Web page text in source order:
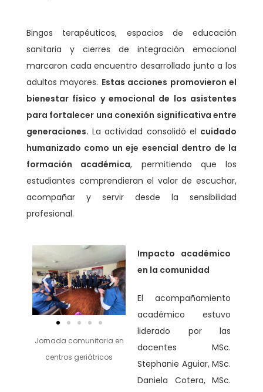
Bingos terapéuticos, espacios de educación
sanitaria y cierres de integración emocional
marcaron cada encuentro desarrollado junto a los
adultos mayores. Estas acciones promovieron el
bienestar físico y emocional de los asistentes
para fortalecer una conexión significativa entre
generaciones. La actividad consolidó el cuidado
humanizado como un eje esencial dentro de la
formación académica, permitiendo que los
estudiantes comprendieran el valor de escuchar,
acompañar y servir desde la sensibilidad
profesional.
Jornada comunitaria en
centros geriátricos
Impacto académico
en la comunidad
El acompañamiento
académico estuvo
liderado por las
docentes MSc.
Stephanie Aguiar, MSc.
Daniela Cotera, MSc.